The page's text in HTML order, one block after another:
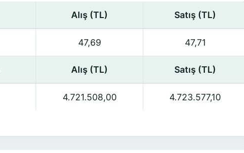
Alış (TL) Satış (TL)
47,69 47,71
Alış (TL) Satış (TL)
4.721.508,00 4.723.577,10